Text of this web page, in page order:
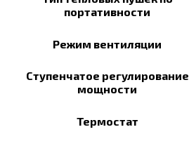
портативности
Режим вентиляции
Ступенчатое регулирование
мощности
Термостат